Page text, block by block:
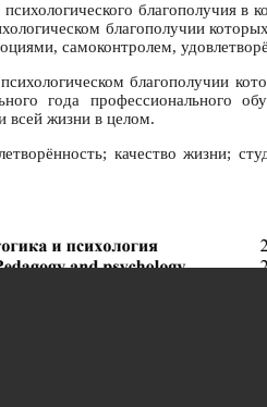
благополучия
благополучии
самоконтролем,
благополучии
года профессионального
всей жизни в целом.
качество жизни;